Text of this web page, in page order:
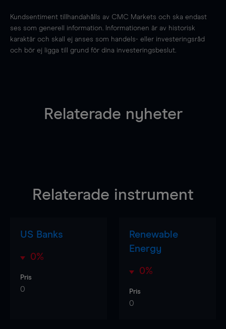
Kundsentiment tillhandahålls av CMC Markets och ska endast
ses som generell information. Informationen är av historisk
karaktär och skall ej anses som handels- eller investeringsråd
och bör ej ligga till grund för dina investeringsbeslut.
Relaterade nyheter
Relaterade instrument
US Banks
0%
Pris
0
Renewable
Energy
0%
Pris
0